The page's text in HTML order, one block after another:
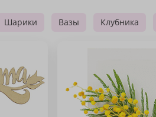
Шарики Вазы Клубника